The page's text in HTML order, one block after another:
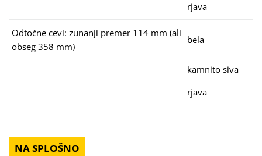
rjava
Odtočne cevi: zunanji premer 114 mm (ali
obseg 358 mm)
bela
kamnito siva
rjava
NA SPLOŠNO